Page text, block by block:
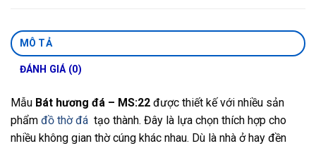
MÔ TẢ
ĐÁNH GIÁ (0)
Mẫu Bát hương đá – MS:22 được thiết kế với nhiều sản
phẩm đồ thờ đá tạo thành. Đây là lựa chọn thích hợp cho
nhiều không gian thờ cúng khác nhau. Dù là nhà ở hay đền